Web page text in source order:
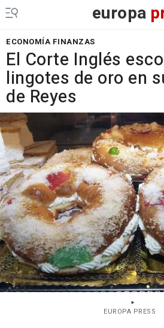
europa
ECONOMÍA FINANZAS
El Corte Inglés
lingotes de oro en
de Reyes
EUROPA PRESS